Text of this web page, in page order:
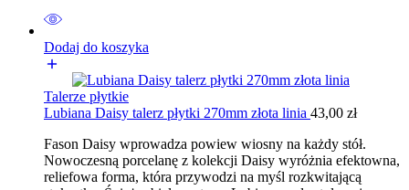
Dodaj do koszyka
Talerze płytkie
Lubiana Daisy talerz płytki 270mm złota linia 43,00 zł
Fason Daisy wprowadza powiew wiosny na każdy stół.
Nowoczesną porcelanę z kolekcji Daisy wyróżnia efektowna,
reliefowa forma, która przywodzi na myśl rozkwitającą